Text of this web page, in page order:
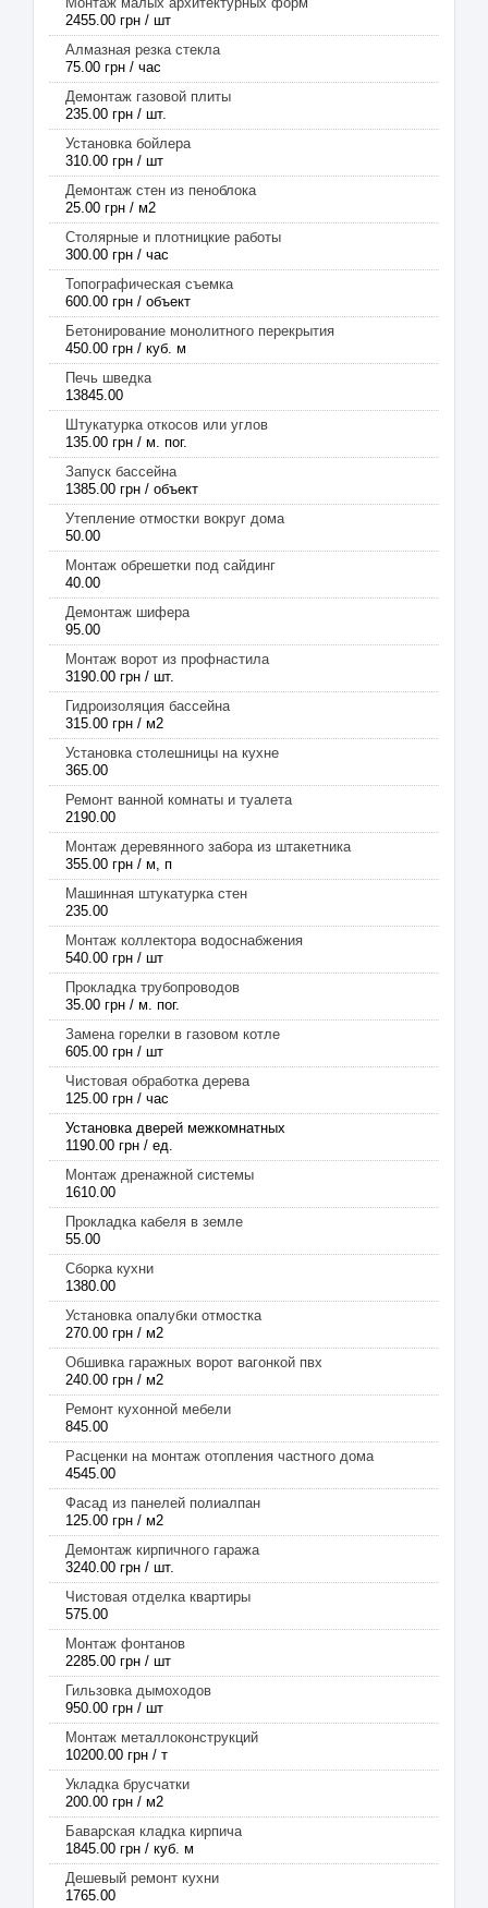
2455.00 грн / шт
Алмазная резка стекла
75.00 грн / час
Демонтаж газовой плиты
235.00 грн / шт.
Установка бойлера
310.00 грн / шт
Демонтаж стен из пеноблока
25.00 грн / м2
Столярные и плотницкие работы
300.00 грн / час
Топографическая съемка
600.00 грн / объект
Бетонирование монолитного перекрытия
450.00 грн / куб. м
Печь шведка
13845.00
Штукатурка откосов или углов
135.00 грн / м. пог.
Запуск бассейна
1385.00 грн / объект
Утепление отмостки вокруг дома
50.00
Монтаж обрешетки под сайдинг
40.00
Демонтаж шифера
95.00
Монтаж ворот из профнастила
3190.00 грн / шт.
Гидроизоляция бассейна
315.00 грн / м2
Установка столешницы на кухне
365.00
Ремонт ванной комнаты и туалета
2190.00
Монтаж деревянного забора из штакетника
355.00 грн / м, п
Машинная штукатурка стен
235.00
Монтаж коллектора водоснабжения
540.00 грн / шт
Прокладка трубопроводов
35.00 грн / м. пог.
Замена горелки в газовом котле
605.00 грн / шт
Чистовая обработка дерева
125.00 грн / час
Установка дверей межкомнатных
1190.00 грн / ед.
Монтаж дренажной системы
1610.00
Прокладка кабеля в земле
55.00
Сборка кухни
1380.00
Установка опалубки отмостка
270.00 грн / м2
Обшивка гаражных ворот вагонкой пвх
240.00 грн / м2
Ремонт кухонной мебели
845.00
Расценки на монтаж отопления частного дома
4545.00
Фасад из панелей полиалпан
125.00 грн / м2
Демонтаж кирпичного гаража
3240.00 грн / шт.
Чистовая отделка квартиры
575.00
Монтаж фонтанов
2285.00 грн / шт
Гильзовка дымоходов
950.00 грн / шт
Монтаж металлоконструкций
10200.00 грн / т
Укладка брусчатки
200.00 грн / м2
Баварская кладка кирпича
1845.00 грн / куб. м
Дешевый ремонт кухни
1765.00